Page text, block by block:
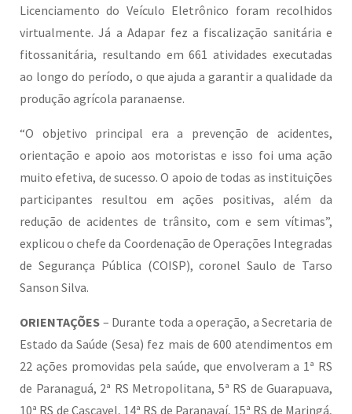
Licenciamento do Veículo Eletrônico foram recolhidos
virtualmente. Já a Adapar fez a fiscalização sanitária e
fitossanitária, resultando em 661 atividades executadas
ao longo do período, o que ajuda a garantir a qualidade da
produção agrícola paranaense.
“O objetivo principal era a prevenção de acidentes,
orientação e apoio aos motoristas e isso foi uma ação
muito efetiva, de sucesso. O apoio de todas as instituições
participantes resultou em ações positivas, além da
redução de acidentes de trânsito, com e sem vítimas”,
explicou o chefe da Coordenação de Operações Integradas
de Segurança Pública (COISP), coronel Saulo de Tarso
Sanson Silva.
ORIENTAÇÕES – Durante toda a operação, a Secretaria de
Estado da Saúde (Sesa) fez mais de 600 atendimentos em
22 ações promovidas pela saúde, que envolveram a 1ª RS
de Paranaguá, 2ª RS Metropolitana, 5ª RS de Guarapuava,
10ª RS de Cascavel, 14ª RS de Paranavaí, 15ª RS de Maringá,